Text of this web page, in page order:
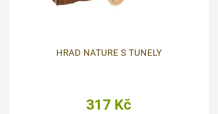
HRAD NATURE S TUNELY
317 Kč